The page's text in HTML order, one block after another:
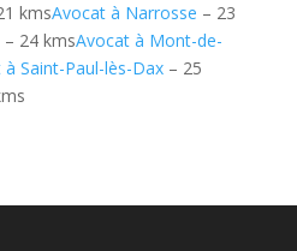
kmsAvocat à Narrosse – 23
– 24 kmsAvocat à Mont-de-
Saint-Paul-lès-Dax– 25